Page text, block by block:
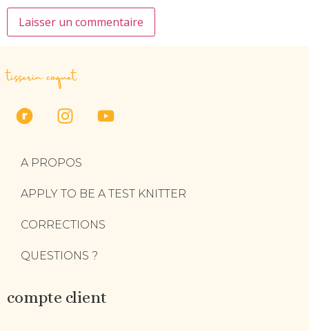
tisserin coquet
A PROPOS
APPLY TO BE A TEST KNITTER
CORRECTIONS
QUESTIONS ?
compte client